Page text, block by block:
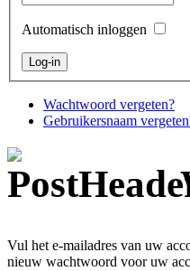
Automatisch inloggen
Wachtwoord vergeten?
Gebruikersnaam
Vul het e-mailadres van uw
nieuw wachtwoord voor uw